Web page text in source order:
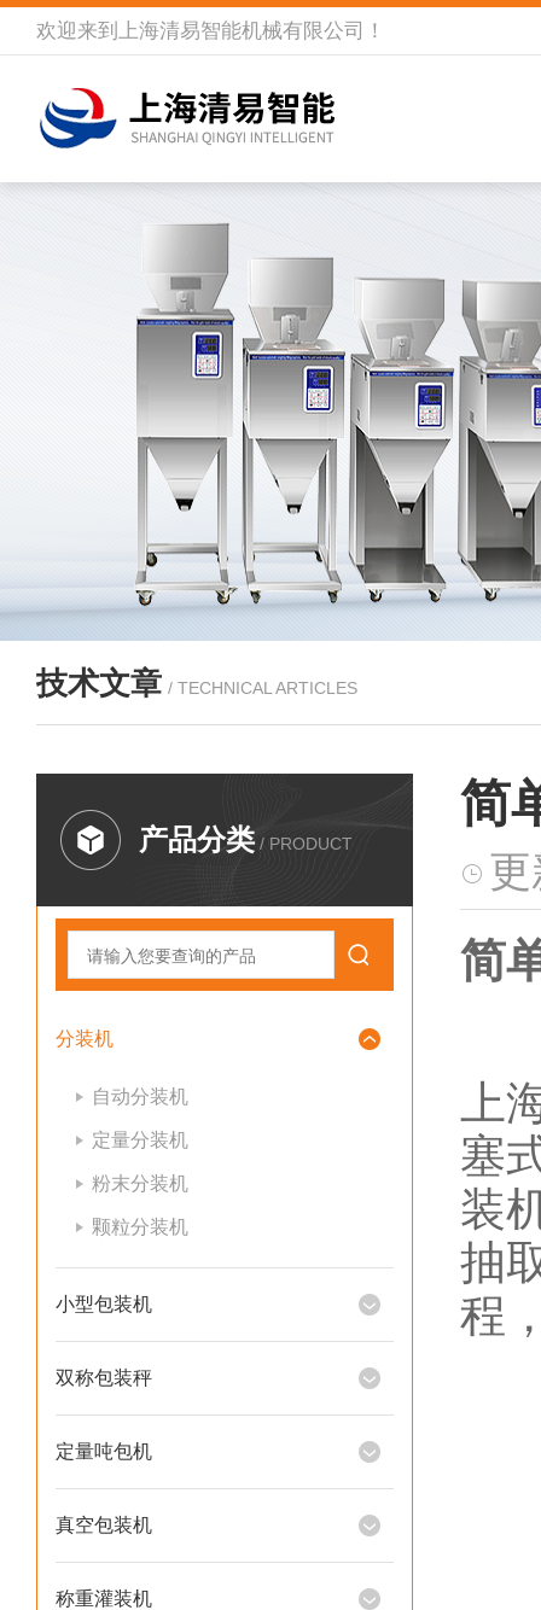
欢迎来到 上海清易智能机械有限公司 ！
技术文章 / TECHNICAL ARTICLES
产品分类 / PRODUCT
分装机
自动分装机
定量分装机
粉末分装机
颗粒分装机
小型包装机
双称包装秤
定量吨包机
真空包装机
称重灌装机
简
简
上
塞
装
抽
程